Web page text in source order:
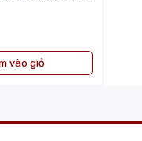
vào giỏ